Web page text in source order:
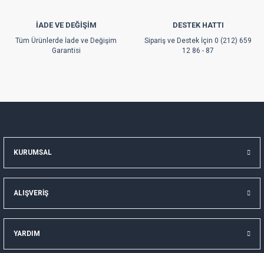
İADE VE DEĞİŞİM
Tüm Ürünlerde İade ve Değişim
Garantisi
DESTEK HATTI
Sipariş ve Destek İçin 0 (212) 659
12 86 - 87
KURUMSAL
ALIŞVERİŞ
YARDIM